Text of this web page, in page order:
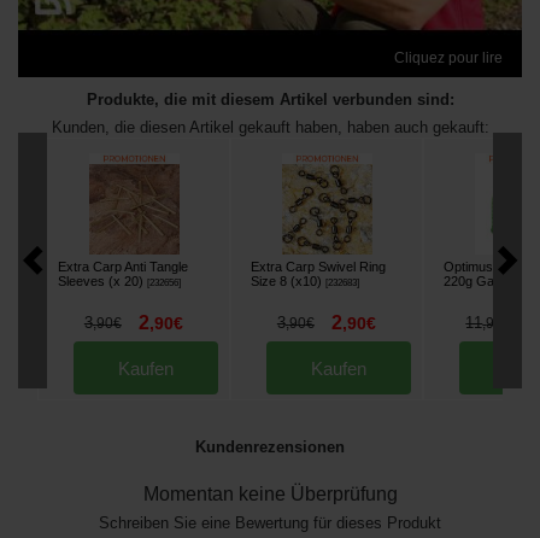
Cliquez pour lire
Produkte, die mit diesem Artikel verbunden sind:
Kunden, die diesen Artikel gekauft haben, haben auch gekauft:
Extra Carp Anti Tangle
Sleeves (x 20)
[232656]
3,90€ 2,90€
Kaufen
Extra Carp Swivel Ring
Size 8 (x10)
[232683]
3,90€ 2,90€
Kaufen
Optimus Gas
220g
11,90
Kundenrezensionen
Momentan keine Überprüfung
Schreiben Sie eine Bewertung für dieses Produkt